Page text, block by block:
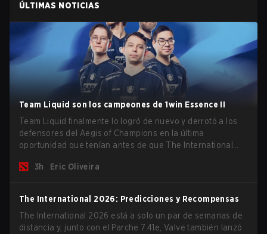
ÚLTIMAS NOTICIAS
Team Liquid son los campeones de 1win Essence II
Team Liquid finalmente lo logró de nuevo y derrotó a los
defensores del Aegis of Champions en la última
oportunidad que tenían antes de que The International
oportunidad de gloria eterna.
3h Eric Oliveira
The International 2026: Predicciones y Recompensas
The International 2026 está a solo un par de semanas de
distancia y, junto con el Parche 7.41e, Valve también lanzó